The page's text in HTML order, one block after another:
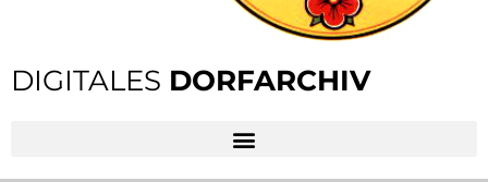
DIGITALES DORFARCHIV